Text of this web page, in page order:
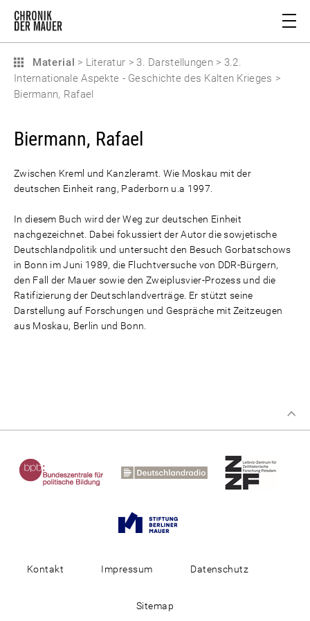
Material > Literatur > 3. Darstellungen > 3.2.
Internationale Aspekte - Geschichte des Kalten Krieges >
Biermann, Rafael
Biermann, Rafael
Zwischen Kreml und Kanzleramt. Wie Moskau mit der
deutschen Einheit rang, Paderborn u.a 1997.
In diesem Buch wird der Weg zur deutschen Einheit
nachgezeichnet. Dabei fokussiert der Autor die sowjetische
Deutschlandpolitik und untersucht den Besuch Gorbatschows
in Bonn im Juni 1989, die Fluchtversuche von DDR-Bürgern,
den Fall der Mauer sowie den Zweiplusvier-Prozess und die
Ratifizierung der Deutschlandverträge. Er stützt seine
Darstellung auf Forschungen und Gespräche mit Zeitzeugen
aus Moskau, Berlin und Bonn.
Kontakt Impressum Datenschutz
Sitemap